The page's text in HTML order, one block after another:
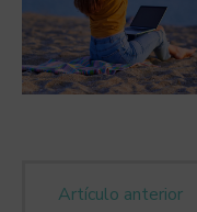
Artículo anterior